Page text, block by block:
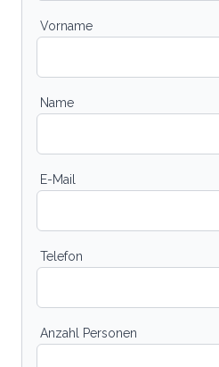
Vorname
Name
E-Mail
Telefon
Anzahl Personen